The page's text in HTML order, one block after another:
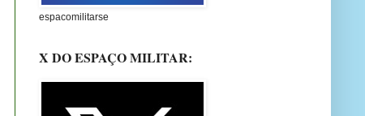
espacomilitarse
X DO ESPAÇO MILITAR: